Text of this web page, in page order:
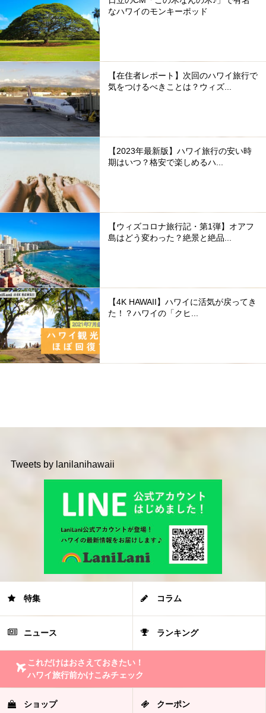
なハワイのモンキーポッド
【在住者レポート】次回のハワイ旅行で
気をつけるべきことは？ウィズ...
【2023年最新版】ハワイ旅行の安い時
期はいつ？格安で楽しめるハ...
【ウィズコロナ旅行記・第1弾】オアフ
島はどう変わった？絶景と絶品...
【4K HAWAII】ハワイに活気が戻ってき
た！？ハワイの「クヒ...
Tweets by lanilanihawaii
特集 コラム
ニュース ランキング
これだけはおさえておきたい！
ハワイ旅行前かけこみチェック
ショップ クーポン